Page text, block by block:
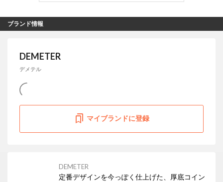
ブランド情報
DEMETER
デメテル
マイブランドに登録
DEMETER
定番デザインを今っぽく仕上げた、厚底コイン